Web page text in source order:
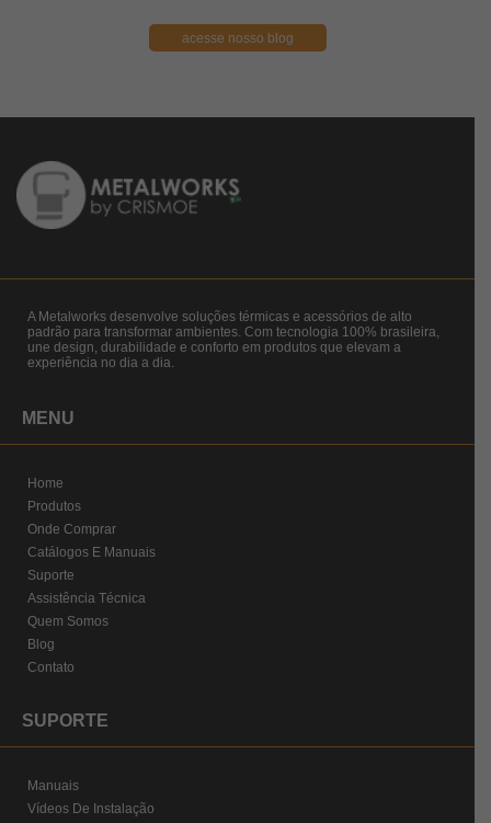
acesse nosso blog
A Metalworks desenvolve soluções térmicas e acessórios de alto
padrão para transformar ambientes. Com tecnologia 100% brasileira,
une design, durabilidade e conforto em produtos que elevam a
experiência no dia a dia.
MENU
Home
Produtos
Onde Comprar
Catálogos E Manuais
Suporte
Assistência Técnica
Quem Somos
Blog
Contato
SUPORTE
Manuais
Vídeos De Instalação